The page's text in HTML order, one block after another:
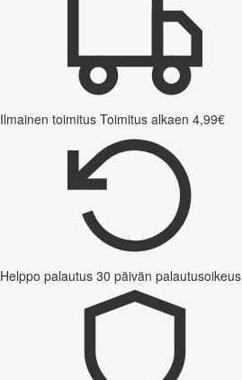
Ilmainen toimitus Toimitus alkaen 4,99€
Helppo palautus 30 päivän palautusoikeus